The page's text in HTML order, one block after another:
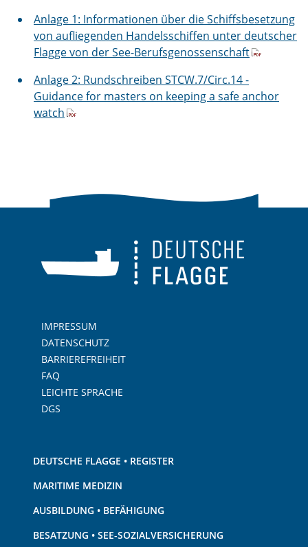
Anlage 1: Informationen über die Schiffsbesetzung
von aufliegenden Handelsschiffen unter deutscher
Flagge von der See-Berufsgenossenschaft
Anlage 2: Rundschreiben STCW.7/Circ.14 -
Guidance for masters on keeping a safe anchor
watch
IMPRESSUM
DATENSCHUTZ
BARRIEREFREIHEIT
FAQ
LEICHTE SPRACHE
DGS
DEUTSCHE FLAGGE • REGISTER
MARITIME MEDIZIN
AUSBILDUNG • BEFÄHIGUNG
BESATZUNG • SEE-SOZIALVERSICHERUNG